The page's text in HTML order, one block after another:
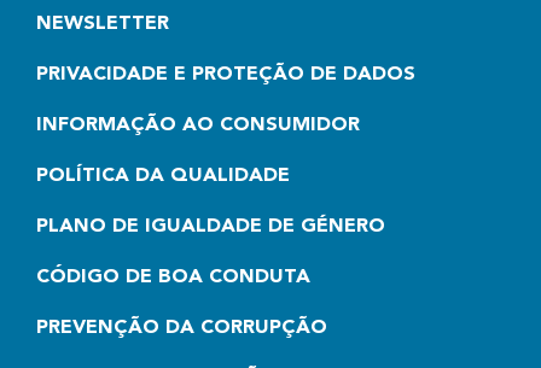
NEWSLETTER
PRIVACIDADE E PROTEÇÃO DE DADOS
INFORMAÇÃO AO CONSUMIDOR
POLÍTICA DA QUALIDADE
PLANO DE IGUALDADE DE GÉNERO
CÓDIGO DE BOA CONDUTA
PREVENÇÃO DA CORRUPÇÃO